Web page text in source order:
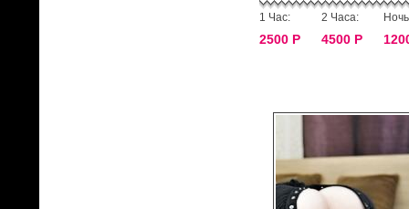
1 Час:
2500 Р
2 Часа:
4500 Р